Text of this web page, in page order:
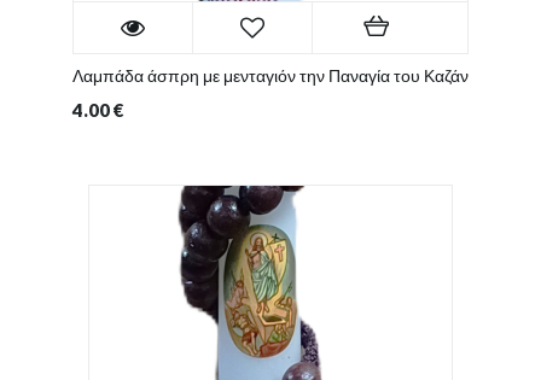
Λαμπάδα άσπρη με μενταγιόν την Παναγία του Καζάν
4.00€